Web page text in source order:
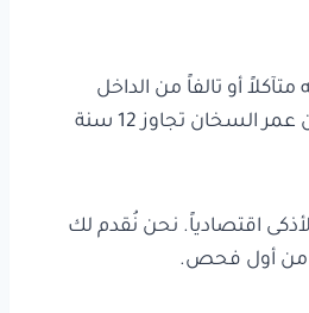
أو تالفاً من الداخل
بشكل واسع، أو إذا كان عمر السخان تجاوز 12 سنة
اقتصادياً. نحن نُقدم لك
من أول فحص.